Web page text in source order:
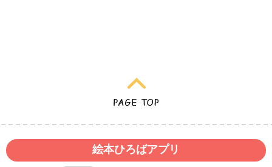
絵本ひろばアプリ